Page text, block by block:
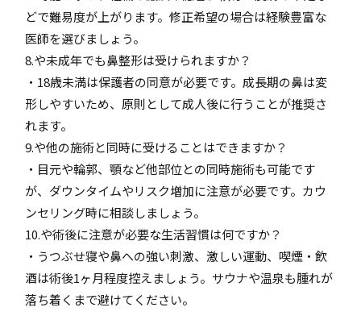
どで難易度が上がります。修正希望の場合は経験豊富な
医師を選びましょう。
8.や未成年でも鼻整形は受けられますか？
・18歳未満は保護者の同意が必要です。成長期の鼻は変
形しやすいため、原則として成人後に行うことが推奨さ
れます。
9.や他の施術と同時に受けることはできますか？
・目元や輪郭、顎など他部位との同時施術も可能です
が、ダウンタイムやリスク増加に注意が必要です。カウ
ンセリング時に相談しましょう。
10.や術後に注意が必要な生活習慣は何ですか？
・うつぶせ寝や鼻への強い刺激、激しい運動、喫煙・飲
酒は術後1ヶ月程度控えましょう。サウナや温泉も腫れが
落ち着くまで避けてください。